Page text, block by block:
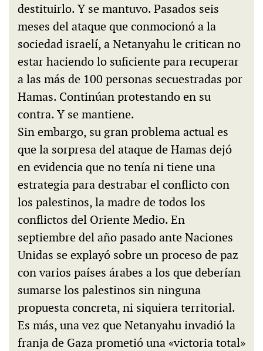
destituirlo. Y se mantuvo. Pasados seis
meses del ataque que conmocionó a la
sociedad israelí, a Netanyahu le critican no
estar haciendo lo suficiente para recuperar
a las más de 100 personas secuestradas por
Hamas. Continúan protestando en su
contra. Y se mantiene.
Sin embargo, su gran problema actual es
que la sorpresa del ataque de Hamas dejó
en evidencia que no tenía ni tiene una
estrategia para destrabar el conflicto con
los palestinos, la madre de todos los
conflictos del Oriente Medio. En
septiembre del año pasado ante Naciones
Unidas se explayó sobre un proceso de paz
con varios países árabes a los que deberían
sumarse los palestinos sin ninguna
propuesta concreta, ni siquiera territorial.
Es más, una vez que Netanyahu invadió la
franja de Gaza prometió una «victoria total»